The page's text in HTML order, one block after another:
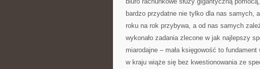
bardzo przydatne nie tylko dla nas samych,
roku na rok przybywa, a od nas samych
wykonało zadania zlecone w jak najlepszy
miarodajne – mała księgowość to
w kraju wiąże się bez kwestionowania ze